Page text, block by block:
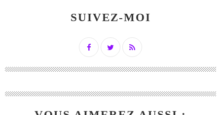
SUIVEZ-MOI